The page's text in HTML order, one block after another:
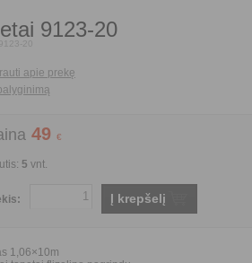
9123-20
9123-20
apie prekę
49 €
5 vnt.
Į krepšelį
1,06×10m